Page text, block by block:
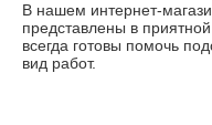
В нашем интернет-
представлены в
всегда готовы помочь
вид работ.